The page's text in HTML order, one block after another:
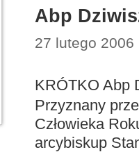
Abp
27 lutego 2006
KRÓTKO Abp
Przyznany
Człowieka
arcybiskup